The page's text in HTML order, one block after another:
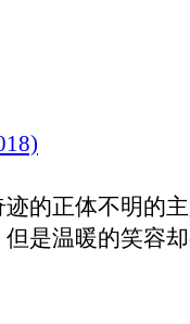
的正体不明的
是温暖的笑容